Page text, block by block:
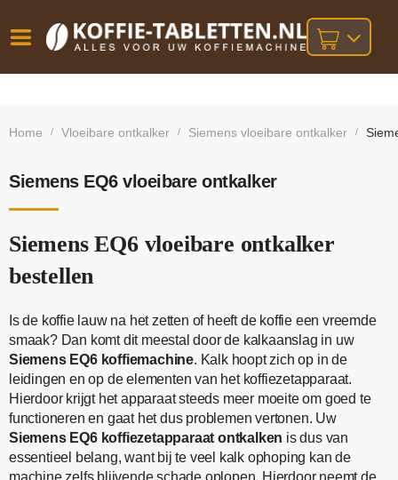
besteld,
bij orders
Home / Vloeibare ontkalker / Siemens vloeibare ontkalker /
Siemens EQ6 vloeibare ontkalker
Siemens EQ6 vloeibare ontkalker
bestellen
Is de koffie lauw na het zetten of heeft de koffie een vreemde
smaak? Dan komt dit meestal door de kalkaanslag in uw
Siemens EQ6 koffiemachine. Kalk hoopt zich op in de
leidingen en op de elementen van het koffiezetapparaat.
Hierdoor krijgt het apparaat steeds meer moeite om goed te
functioneren en gaat het dus problemen vertonen. Uw
Siemens EQ6 koffiezetapparaat ontkalken is dus van
essentieel belang, want bij te veel kalk ophoping kan de